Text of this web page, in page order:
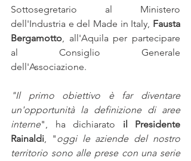
Sottosegretario al Ministero
dell'Industria e del Made in Italy, Fausta
Bergamotto, all'Aquila per partecipare
al Consiglio Generale
dell'Associazione.
"Il primo obiettivo è far diventare
un'opportunità la definizione di aree
interne", ha dichiarato il Presidente
Rainaldi, "oggi le aziende del nostro
territorio sono alle prese con una serie